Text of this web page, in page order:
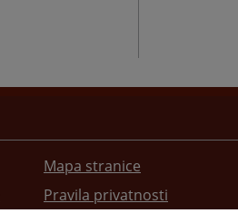
Mapa stranice
Pravila privatnosti